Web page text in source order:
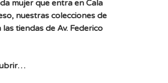
mujer que entra en Cala
nuestras colecciones de
tiendas de Av. Federico